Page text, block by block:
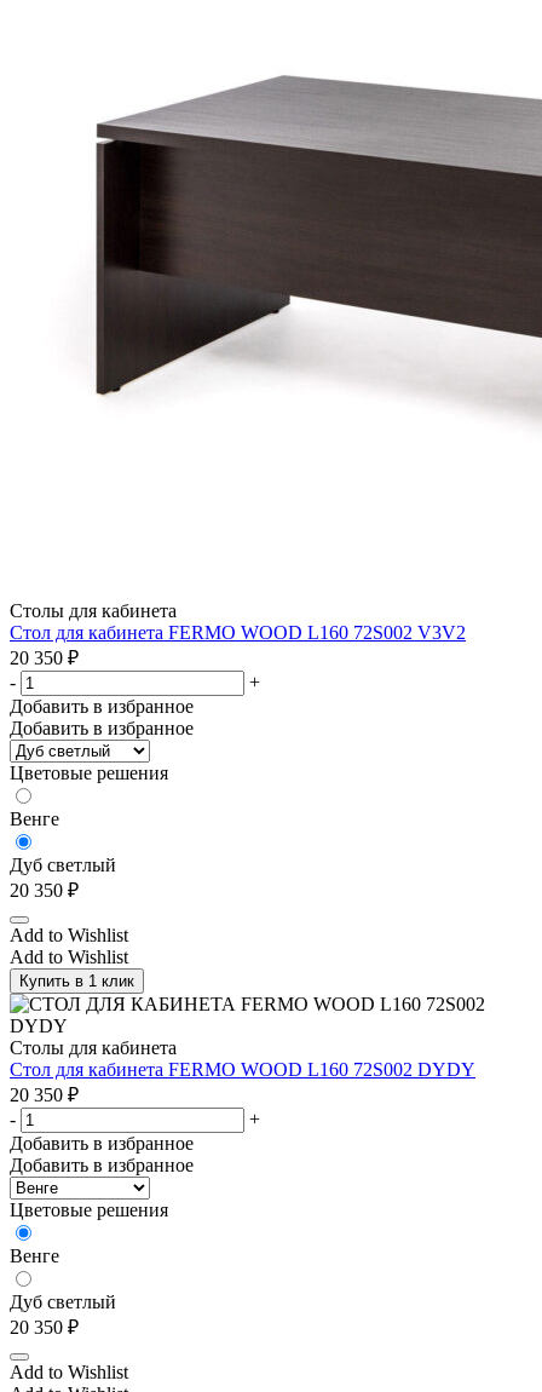
Столы для кабинета
Стол для кабинета FERMO WOOD L160 72S002 V3V2
20 350 ₽
-
+
Добавить в избранное
Добавить в избранное
Цветовые решения
Венге
Дуб светлый
20 350 ₽
Add to Wishlist
Add to Wishlist
Купить в 1 клик
Столы для кабинета
Стол для кабинета FERMO WOOD L160 72S002 DYDY
20 350 ₽
-
+
Добавить в избранное
Добавить в избранное
Цветовые решения
Венге
Дуб светлый
20 350 ₽
Add to Wishlist